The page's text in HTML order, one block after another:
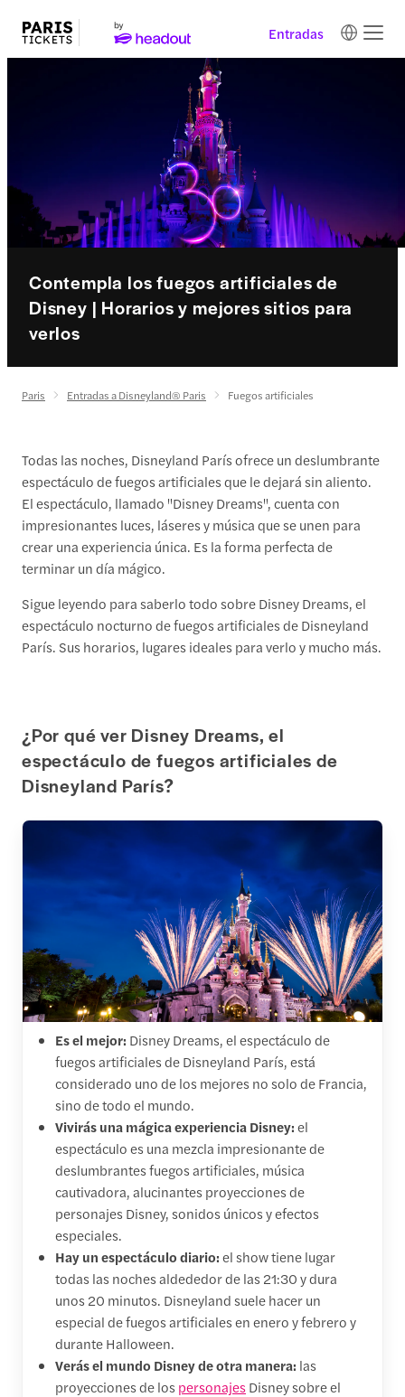
Entradas
Contempla los fuegos artificiales de
Disney | Horarios y mejores sitios para
verlos
Paris Entradas a Disneyland® Paris Fuegos artificiales
Todas las noches, Disneyland París ofrece un deslumbrante
espectáculo de fuegos artificiales que le dejará sin aliento.
El espectáculo, llamado "Disney Dreams", cuenta con
impresionantes luces, láseres y música que se unen para
crear una experiencia única. Es la forma perfecta de
terminar un día mágico.
Sigue leyendo para saberlo todo sobre Disney Dreams, el
espectáculo nocturno de fuegos artificiales de Disneyland
París. Sus horarios, lugares ideales para verlo y mucho más.
¿Por qué ver Disney Dreams, el
espectáculo de fuegos artificiales de
Disneyland París?
Es el mejor: Disney Dreams, el espectáculo de
fuegos artificiales de Disneyland París, está
considerado uno de los mejores no solo de Francia,
sino de todo el mundo.
Vivirás una mágica experiencia Disney:el
espectáculo es una mezcla impresionante de
deslumbrantes fuegos artificiales, música
cautivadora, alucinantes proyecciones de
personajes Disney, sonidos únicos y efectos
especiales.
Hay un espectáculo diario:el show tiene lugar
todas las noches aldededor de las 21:30 y dura
unos 20 minutos. Disneyland suele hacer un
especial de fuegos artificiales en enero y febrero y
durante Halloween.
Verás el mundo Disney de otra manera: las
proyecciones de los personajes Disney sobre el